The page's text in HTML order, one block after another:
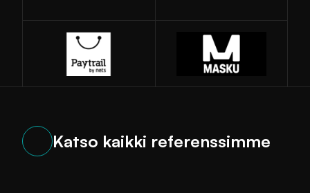
Katso kaikki referenssimme